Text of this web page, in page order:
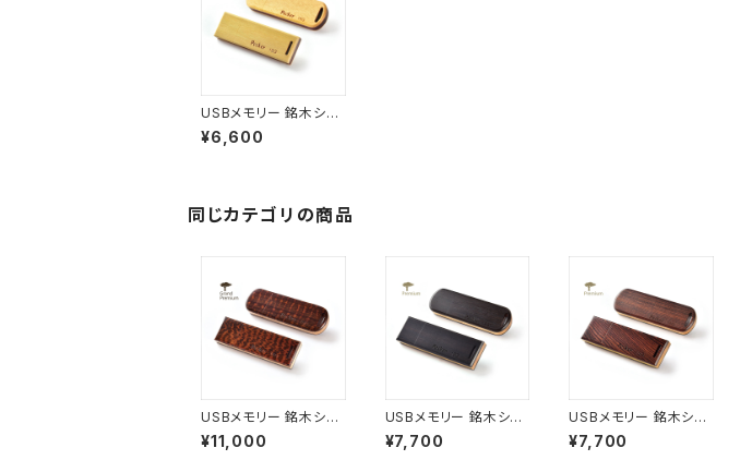
USBメモリー 銘木シリ
ーズ N14 イエローハー
ト ロング(16G)
¥6,600
同じカテゴリの商品
USBメモリー 銘木シリ
ーズ G01 スネークウッ
ド ロング(16G)
¥11,000
USBメモリー 銘木シリ
ーズ P01 グラナディラ
ロング(16G)
¥7,700
USBメモリー 銘木シリ
ーズ P02 キングウッド
ロング(16G)
¥7,700